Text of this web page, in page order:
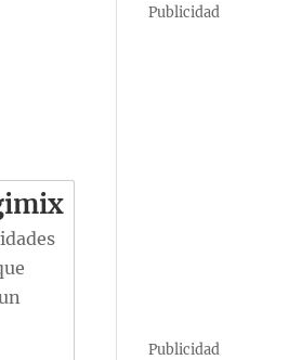
Publicidad
Publicidad